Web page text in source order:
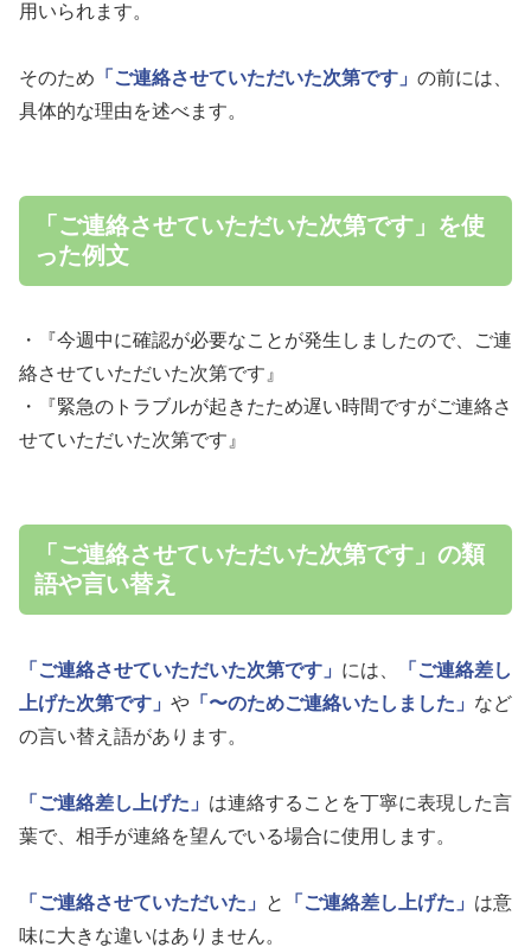
用いられます。
そのため 「ご連絡させていただいた次第です」 の前には、
具体的な理由を述べます。
「ご連絡させていただいた次第です」を使
った例文
・『今週中に確認が必要なことが発生しましたので、ご連
絡させていただいた次第です』
・『緊急のトラブルが起きたため遅い時間ですがご連絡さ
せていただいた次第です』
「ご連絡させていただいた次第です」の類
語や言い替え
「ご連絡させていただいた次第です」 には、
「ご連絡差し
上げた次第です」 や 「〜のためご連絡いたしました」 など
の言い替え語があります。
「ご連絡差し上げた」 は連絡することを丁寧に表現した言
葉で、相手が連絡を望んでいる場合に使用します。
「ご連絡させていただいた」 と 「ご連絡差し上げた」 は意
味に大きな違いはありません。